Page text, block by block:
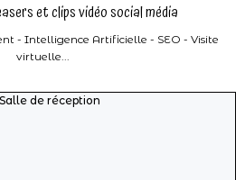
et clips vidéo social média
- Intelligence Artificielle - SEO - Visite
virtuelle...